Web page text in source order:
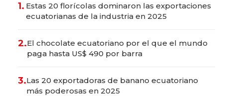
1. Estas 20 florícolas dominaron las exportaciones
ecuatorianas de la industria en 2025
2.El chocolate ecuatoriano por el que el mundo
paga hasta US$ 490 por barra
3.Las 20 exportadoras de banano ecuatoriano
más poderosas en 2025